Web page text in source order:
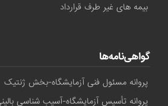
بیمه های غیر طرف قرارداد
گواهی‌نامه‌ها
پروانه مسئول فنی آزمایشگاه-بخش ژنتیک
پروانه تأسیس آزمایشگاه-آسیب شناسی